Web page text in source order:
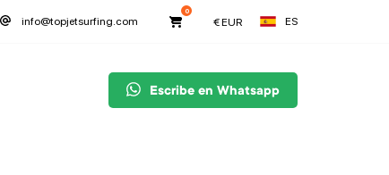
info@topjetsurfing.com
0
€EUR ES
Escribe en Whatsapp